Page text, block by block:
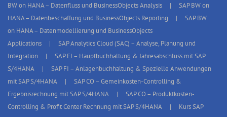
BW on HANA – Datenfluss und BusinessObjects Analysis
SAP BW on
HANA – Datenbeschaffung und BusinessObjects Reporting
SAP BW
on HANA – Datenmodellierung und BusinessObjects
Applications
SAP Analytics Cloud (SAC) – Analyse, Planung und
Integration
SAP FI – Hauptbuchhaltung & Jahresabschluss mit SAP
S/4HANA
SAP FI – Anlagenbuchhaltung & Spezielle Anwendungen
mit SAP S/4HANA
SAP CO – Gemeinkosten-Controlling &
Ergebnisrechnung mit SAP S/4HANA
SAP CO – Produktkosten-
Controlling & Profit Center Rechnung mit SAP S/4HANA
Kurs SAP